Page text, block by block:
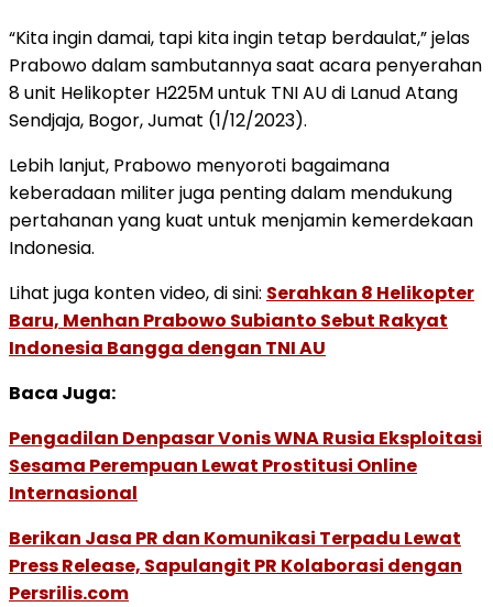
“Kita ingin damai, tapi kita ingin tetap berdaulat,” jelas
Prabowo dalam sambutannya saat acara penyerahan
8 unit Helikopter H225M untuk TNI AU di Lanud Atang
Sendjaja, Bogor, Jumat (1/12/2023).
Lebih lanjut, Prabowo menyoroti bagaimana
keberadaan militer juga penting dalam mendukung
pertahanan yang kuat untuk menjamin kemerdekaan
Indonesia.
Lihat juga konten video, di sini: Serahkan 8 Helikopter
Baru, Menhan Prabowo Subianto Sebut Rakyat
Indonesia Bangga dengan TNI AU
Baca Juga:
Pengadilan Denpasar Vonis WNA Rusia Eksploitasi
Sesama Perempuan Lewat Prostitusi Online
Internasional
Berikan Jasa PR dan Komunikasi Terpadu Lewat
Press Release, Sapulangit PR Kolaborasi dengan
Persrilis.com